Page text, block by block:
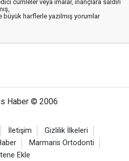
cümleler veya imalar, inançlara saldırı
büyük harflerle yazılmış yorumlar
Haber © 2006
İletişim
Gizlilik İlkeleri
Marmaris Ortodonti
Ekle